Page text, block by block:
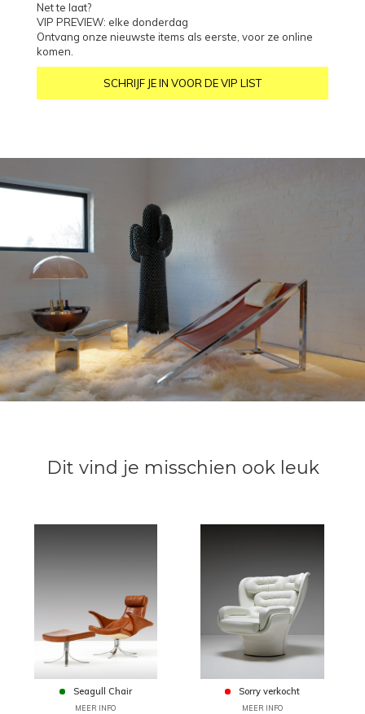
Net te laat?
VIP PREVIEW: elke donderdag
Ontvang onze nieuwste items als eerste, voor ze online
komen.
SCHRIJF JE IN VOOR DE VIP LIST
Dit vind je misschien ook leuk
Seagull Chair
MEER INFO
Sorry verkocht
MEER INFO